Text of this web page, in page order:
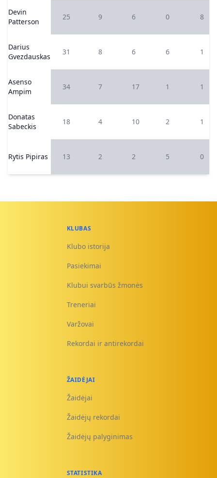
Devin
Patterson
25 9 6 0 8
Darius
Gvezdauskas
31 8 6 6 1
Asenso
Ampim
34 7 17 1 1
Donatas
Sabeckis
18 4 10 2 1
Rytis Pipiras 13 2 2 5 0
KLUBAS
Klubo istorija
Pasiekimai
Klubui svarbūs žmonės
Treneriai
Varžovai
Rekordai ir antirekordai
ŽAIDĖJAI
Žaidėjai
Žaidėjų rekordai
Žaidėjų palyginimas
STATISTIKA